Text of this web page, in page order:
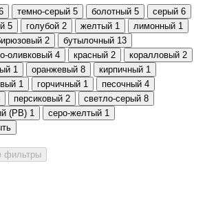
темно-серый 5 болотный 5 серый 6
5 голубой 2 желтый 1 лимонный 1
2 бутылочный 13
оливковый 4 красный 2 коралловый 2
1 оранжевый 8 кирпичный 1
1 горчичный 1 песочный 4
персиковый 2 светло-серый 8
(PB) 1 серо-желтый 1
фильтры